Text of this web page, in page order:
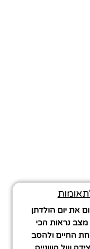
את יום הולדתן
נראות הכי
החיים ולהסב